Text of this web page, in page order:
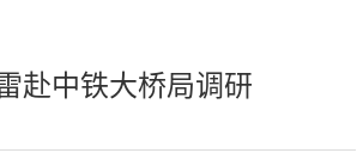
赴中铁大桥局调研